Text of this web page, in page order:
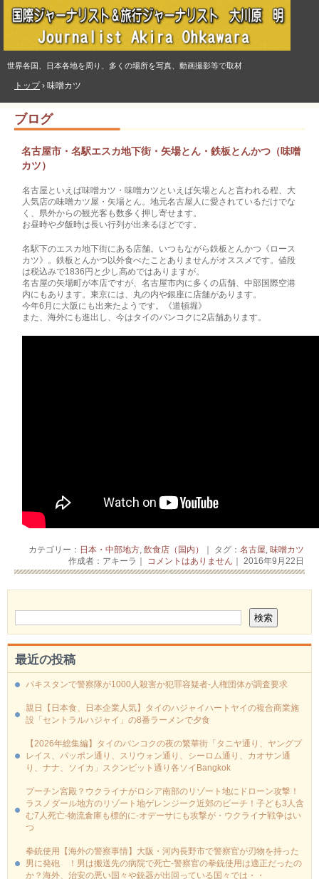
世界各国、日本各地を周り、多くの場所を写真、動画撮影等で取材
トップ› 味噌カツ
ブログ
名古屋市・名駅エスカ地下街・矢場とん・鉄板とんかつ（味噌
カツ）
名古屋といえば味噌カツ・味噌カツといえば矢場とんと言われる程、大
人気店の味噌カツ屋・矢場とん。地元名古屋人に愛されているだけでな
く、県外からの観光客も数多く押し寄せます。
お昼時や夕飯時は長い行列が出来るほどです。
名駅下のエスカ地下街にある店舗。いつもながら鉄板とんかつ《ロース
カツ》。鉄板とんかつ以外食べたことありませんがオススメです。値段
は税込みで1836円と少し高めではありますが。
名古屋の矢場町が本店ですが、名古屋市内に多くの店舗、中部国際空港
内にもあります。東京には、丸の内や銀座に店舗があります。
今年6月に大阪にも出来たようです。《道頓堀》
また、海外にも進出し、今はタイのバンコクに2店舗あります。
カテゴリー： 日本・中部地方, 飲食店（国内） ｜ タグ： 名古屋 味噌カツ
作成者：アキーラ｜
コメントはありません ｜ 2016年9月22日
最近の投稿
パキスタンで警察隊が1000人殺害か犯罪容疑者-人権団体が調査要求
親日【日本食、日本企業人気】タイのハジャイハートヤイの複合商業施
設「セントラルハジャイ」の8番ラーメンで夕食
【2026年総集編】タイのバンコクの夜の繁華街「タニヤ通り、ヤングプ
レイス、パッポン通り、スリウォン通り、シーロム通り、カオサン通
り、ナナ、ソイカ」スクンビット通り各ソイBangkok
プーチン宮殿？ウクライナがロシア南部のリゾート地にドローン攻撃！
ラスノダール地方のリゾート地ゲレンジーク近郊のビーチ！子ども3人含
む7人死亡-物流倉庫も標的に‐オデーサにも攻撃が・ウクライナ戦争はい
つ
拳銃使用【海外の警察事情】大阪・河内長野市で警察官が刃物を持った
男に発砲 ！男は搬送先の病院で死亡-警察官の拳銃使用は適正だったの
か？海外、治安の悪い国々や銃器が出回っている国々では・・